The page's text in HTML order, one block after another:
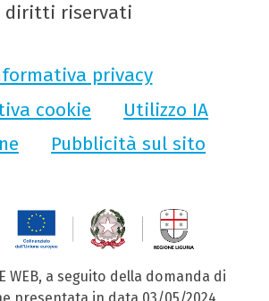
diritti riservati
privacy
cookie
Utilizzo IA
Pubblicità sul sito
WEB, a seguito della domanda di
presentata in data 03/05/2024